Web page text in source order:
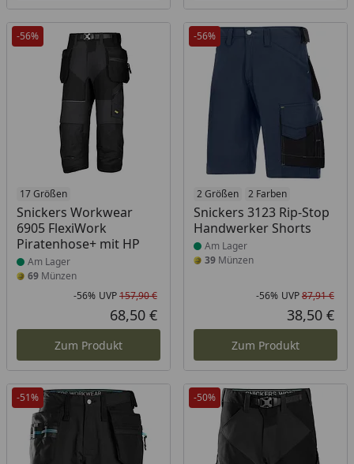
-56%
17 Größen
Snickers Workwear
6905 FlexiWork
Piratenhose+ mit HP
Produkt am Lager
Am Lager
69 Münzen
Rabatt in Prozent
-56%
Ursprünglicher Preis
UVP157,90 €
Aktueller Preis
68,50 €
Zum Produkt
-56%
2 Größen 2 Farben
Snickers 3123 Rip-Stop
Handwerker Shorts
Produkt am Lager
Am Lager
39Münzen
-56% UVP87,91 €
38,50 €
Zum Produkt
-51% -50%